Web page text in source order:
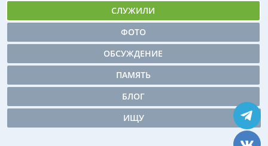
СЛУЖИЛИ
ФОТО
ОБСУЖДЕНИЕ
ПАМЯТЬ
БЛОГ
ИЩУ